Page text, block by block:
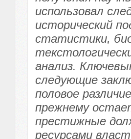
использовал
исторический
статистики,
анализ.
следующие
половое
прежнему
престижные
ресурсами